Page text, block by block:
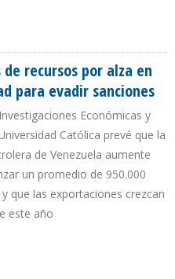
de recursos por alza en
para evadir sanciones
Económicas y
Católica prevé que la
de Venezuela aumente
un promedio de 950.000
que las exportaciones crezcan
este año